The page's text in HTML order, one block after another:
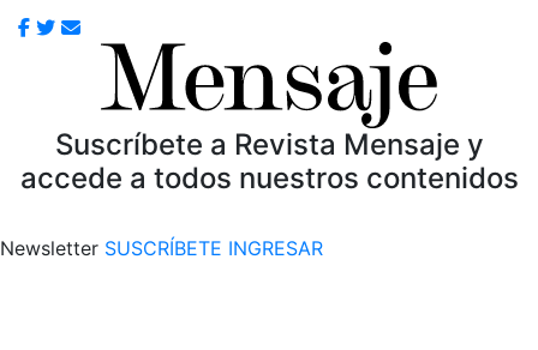
Suscríbete a Revista Mensaje y
accede a todos nuestros contenidos
Newsletter SUSCRÍBETE INGRESAR